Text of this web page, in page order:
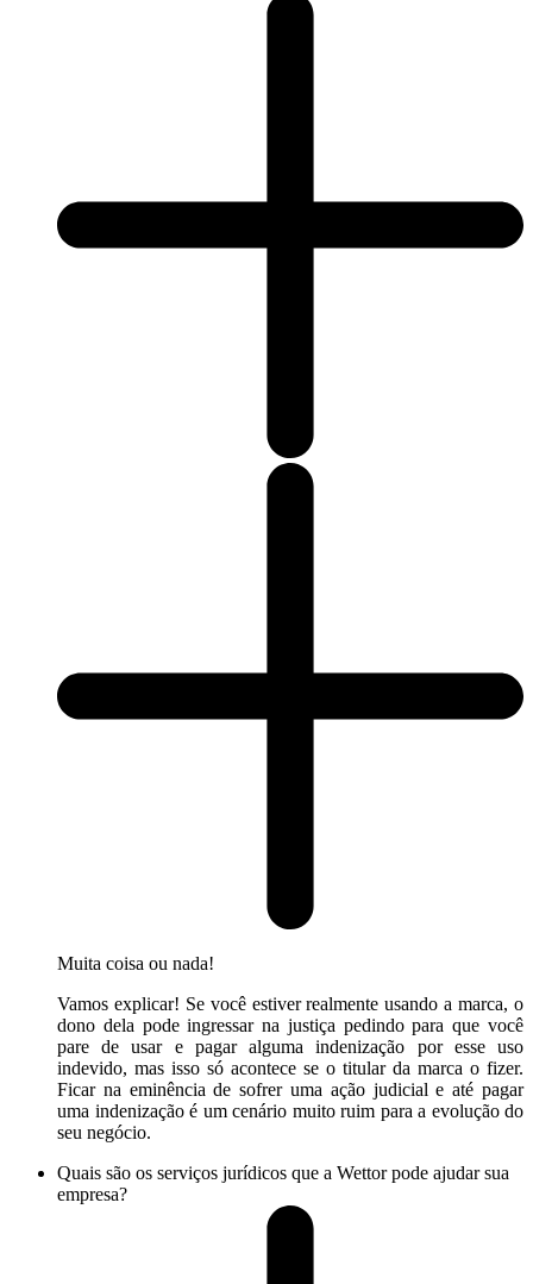
Muita coisa ou nada!
Vamos explicar! Se você estiver realmente usando a marca, o
dono dela pode ingressar na justiça pedindo para que você
pare de usar e pagar alguma indenização por esse uso
indevido, mas isso só acontece se o titular da marca o fizer.
Ficar na eminência de sofrer uma ação judicial e até pagar
uma indenização é um cenário muito ruim para a evolução do
seu negócio.
Quais são os serviços jurídicos que a Wettor pode ajudar sua
empresa?